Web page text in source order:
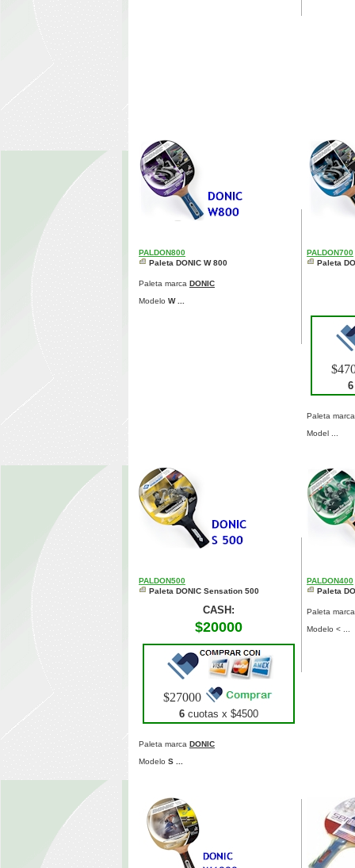
PALDON800
Paleta DONIC W 800
Paleta marca DONIC
Modelo W ...
PALDON700
Paleta
6
Paleta
Model ...
PALDON500
Paleta DONIC Sensation 500
CASH:
$20000
$27000
6 cuotas x $4500
Paleta marca DONIC
Modelo S ...
PALDON400
Paleta
Paleta
Modelo < ...